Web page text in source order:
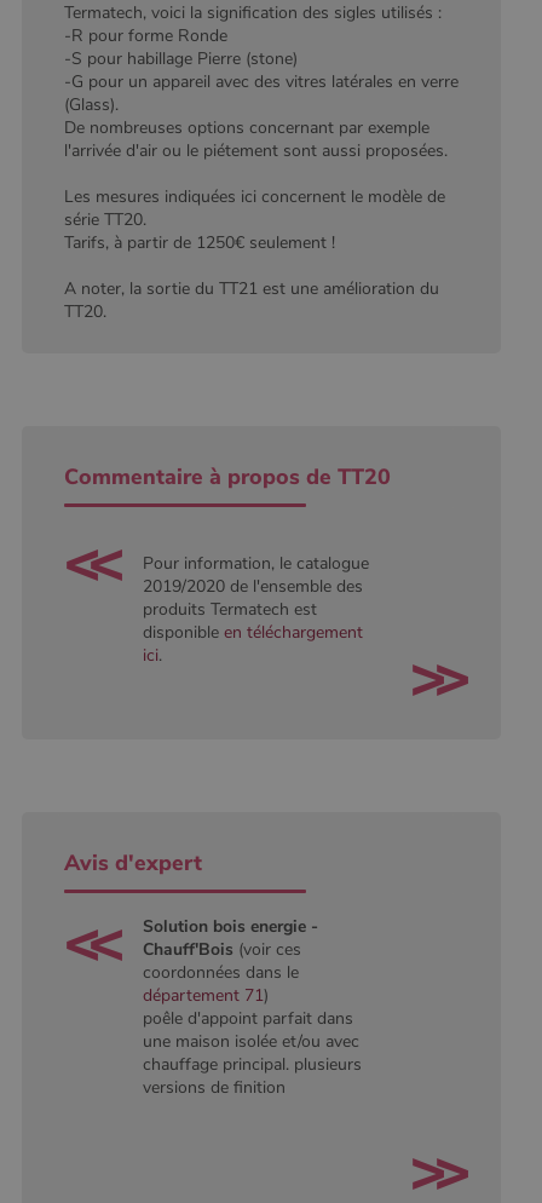
Termatech, voici la signification des sigles utilisés :
-R pour forme Ronde
-S pour habillage Pierre (stone)
-G pour un appareil avec des vitres latérales en verre
(Glass).
De nombreuses options concernant par exemple
l'arrivée d'air ou le piétement sont aussi proposées.
Les mesures indiquées ici concernent le modèle de
série TT20.
Tarifs, à partir de 1250€ seulement !
A noter, la sortie du TT21 est une amélioration du
TT20.
Commentaire à propos de TT20
Pour information, le catalogue
2019/2020 de l'ensemble des
produits Termatech est
disponibleen téléchargement
ici.
Avis d'expert
Solution bois energie -
Chauff'Bois (voir ces
coordonnées dans le
département 71)
poêle d'appoint parfait dans
une maison isolée et/ou avec
chauffage principal. plusieurs
versions de finition